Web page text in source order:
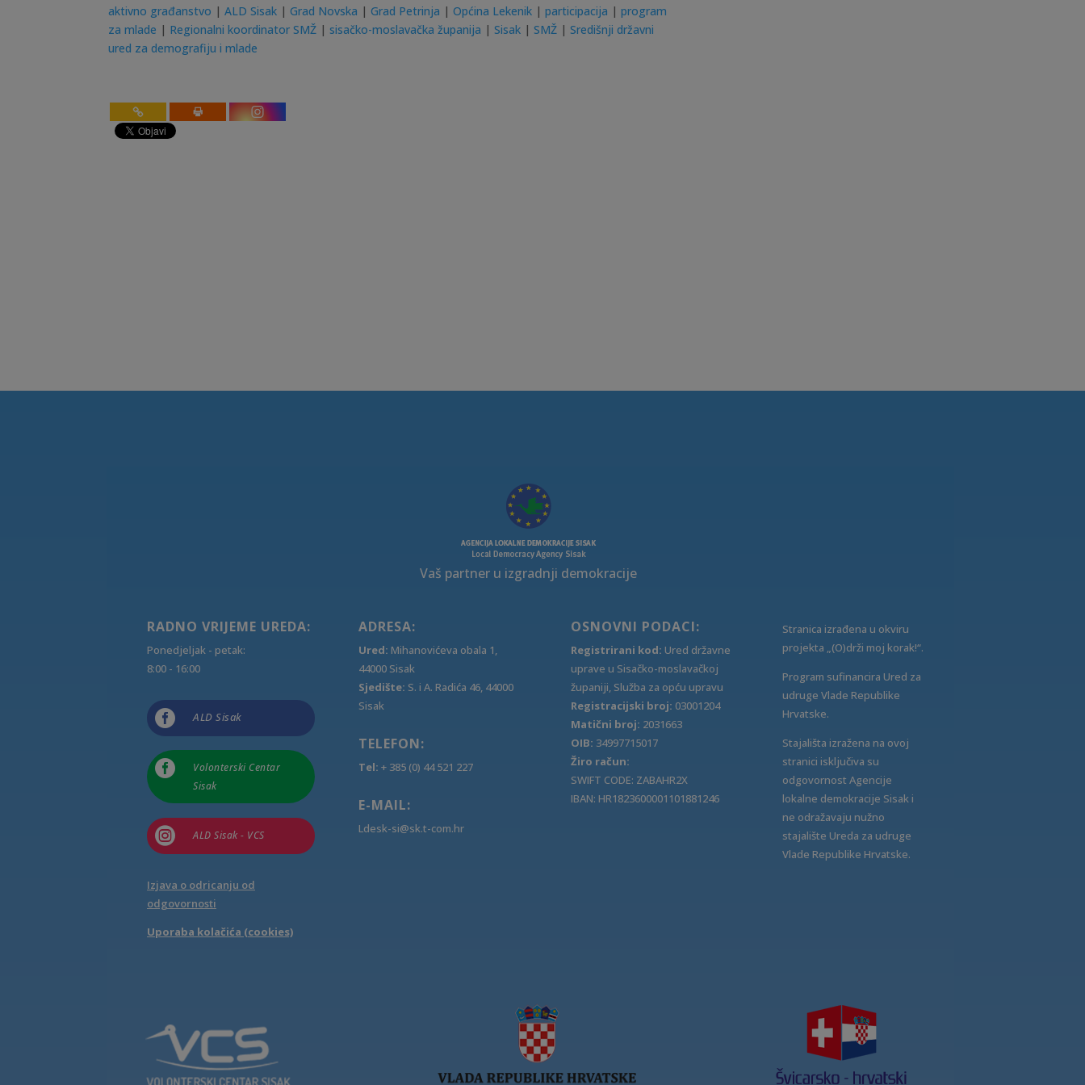
aktivno građanstvo |ALD Sisak |Grad Novska |Grad Petrinja |Općina Lekenik |participacija |program
za mlade | Regionalni koordinator SMŽ |sisačko-moslavačka županija |Sisak |SMŽ |Središnji državni
ured za demografiju i mlade
Vaš partner u izgradnji demokracije
RADNO VRIJEME UREDA:
Ponedjeljak - petak:
8:00 - 16:00
 ALD Sisak

Volonterski Centar
Sisak
 ALD Sisak - VCS
Izjava o odricanju od
odgovornosti
Uporaba kolačića (cookies)
ADRESA:
Ured: Mihanovićeva obala 1,
44000 Sisak
Sjedište: S. i A. Radića 46, 44000
Sisak
TELEFON:
Tel: + 385 (0) 44 521 227
E-MAIL:
Ldesk-si@sk.t-com.hr
OSNOVNI PODACI:
Registrirani kod: Ured državne
uprave u Sisačko-moslavačkoj
županiji, Služba za opću upravu
Registracijski broj: 03001204
Matični broj: 2031663
OIB: 34997715017
Žiro račun:
SWIFT CODE: ZABAHR2X
IBAN: HR1823600001101881246
Stranica izrađena u okviru
projekta „(O)drži moj korak!“.
Program sufinancira Ured za
udruge Vlade Republike
Hrvatske.
Stajališta izražena na ovoj
stranici isključiva su
odgovornost Agencije
lokalne demokracije Sisak i
ne odražavaju nužno
stajalište Ureda za udruge
Vlade Republike Hrvatske.